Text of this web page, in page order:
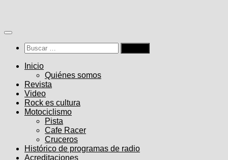
contenido
Buscar:
Inicio
Quiénes somos
Revista
Video
Rock es cultura
Motociclismo
Pista
Cafe Racer
Cruceros
Histórico de programas de radio
Acreditaciones